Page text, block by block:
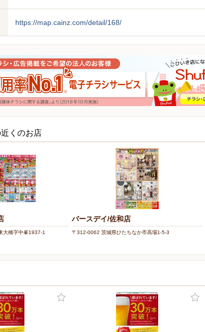
https://map.cainz.com/detail/168/
くのお店
大橋字中峯1937-1
バースデイ/佐和店
〒312-0062 茨城県ひたちなか市高場1-5-3